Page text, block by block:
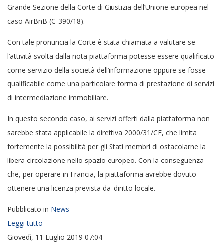
Grande Sezione della Corte di Giustizia dell’Unione europea nel
caso AirBnB (C-390/18).
Con tale pronuncia la Corte è stata chiamata a valutare se
l’attività svolta dalla nota piattaforma potesse essere qualificato
come servizio della società dell’informazione oppure se fosse
qualificabile come una particolare forma di prestazione di servizi
di intermediazione immobiliare.
In questo secondo caso, ai servizi offerti dalla piattaforma non
sarebbe stata applicabile la direttiva 2000/31/CE, che limita
fortemente la possibilità per gli Stati membri di ostacolarne la
libera circolazione nello spazio europeo. Con la conseguenza
che, per operare in Francia, la piattaforma avrebbe dovuto
ottenere una licenza prevista dal diritto locale.
Pubblicato in News
Leggi tutto
Giovedì, 11 Luglio 2019 07:04